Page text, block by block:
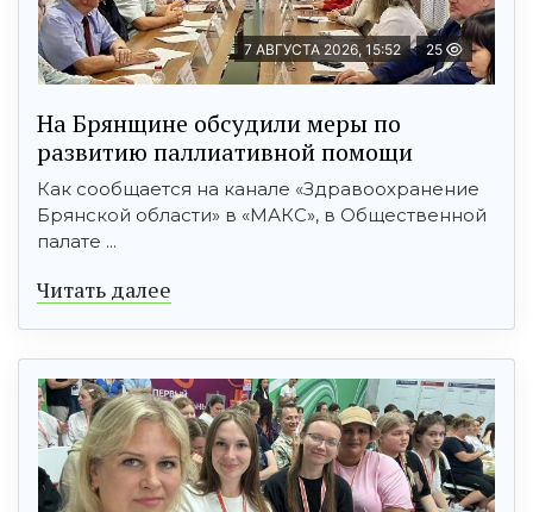
7 АВГУСТА 2026, 15:52 25
На Брянщине обсудили меры по
развитию паллиативной помощи
Как сообщается на канале «Здравоохранение
Брянской области» в «МАКС», в Общественной
палате ...
Читать далее